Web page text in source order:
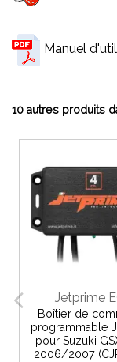
Manuel
10 autres produits
Jetprime
Boîtier de
programmable
pour Suzuki
2006/2007